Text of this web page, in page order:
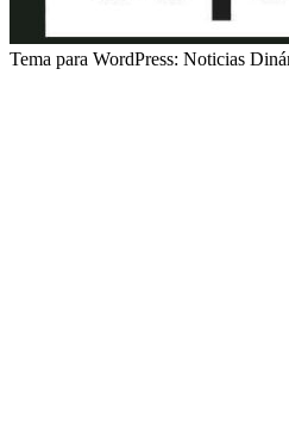
Tema para WordPress: Noticias